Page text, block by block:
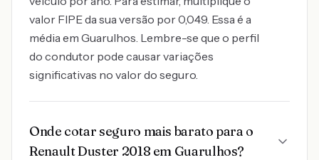
valor FIPE da sua versão por 0,049. Essa é a
média em Guarulhos. Lembre-se que o perfil
do condutor pode causar variações
significativas no valor do seguro.
Onde cotar seguro mais barato para o
Renault Duster 2018 em Guarulhos?